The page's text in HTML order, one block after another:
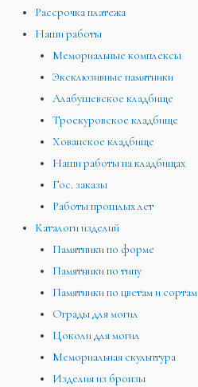
Рассрочка платежа
Наши работы
Мемориальные комплексы
Эксклюзивные памятники
Алабушевское кладбище
Троекуровское кладбище
Хованское кладбище
Наши работы на кладбищах
Гос. заказы
Работы прошлых лет
Каталоги изделий
Памятники по форме
Памятники по типу
Памятники по цветам и сортам
Ограды для могил
Цоколи для могил
Мемориальная скульптура
Изделия из бронзы